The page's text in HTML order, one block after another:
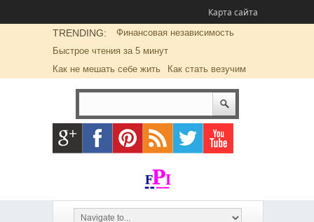
Карта сайта
TRENDING:
Финансовая независимость
Быстрое чтения за 5 минут
Как не мешать себе жить
Как стать везучим